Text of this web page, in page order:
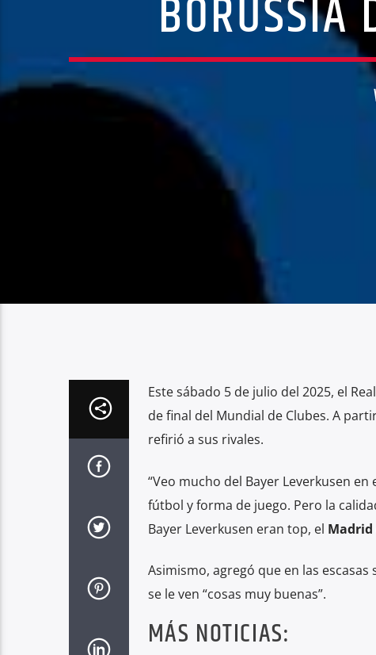
BORUSSIA
Este sábado 5 de julio del 2025, el
de final del Mundial de Clubes. A
refirió a sus rivales.
“Veo mucho del Bayer Leverkusen en
fútbol y forma de juego. Pero la
Bayer Leverkusen eran top, el Madrid
Asimismo, agregó que en las
se le ven “cosas muy buenas”.
MÁS NOTICIAS: